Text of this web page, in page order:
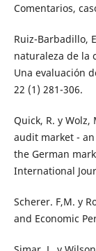
Comentarios,
Ruiz-Barbadillo,
naturaleza de la
Una evaluación
22 (1) 281-306.
Quick, R. y
audit market -
the German
International
Scherer. F,M. y
and Economic